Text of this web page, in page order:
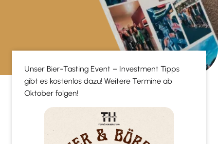
Unser Bier-Tasting Event – Investment Tipps
gibt es kostenlos dazu! Weitere Termine ab
Oktober folgen!